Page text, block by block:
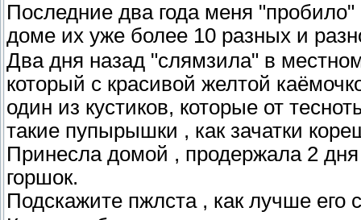
Последние два года меня
доме их уже более 10 разных и
Два дня назад "слямзила" в
который с красивой желтой
один из кустиков, которые от
такие пупырышки , как зачатки
Принесла домой , продержала 2
горшок.
Подскажите пжлста , как лучше его